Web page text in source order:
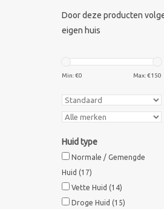
Door deze producten
eigen huis
Min: €0 Max: €150
Huid type
Normale / Gemengde
Huid (17)
Vette Huid (14)
Droge Huid (15)